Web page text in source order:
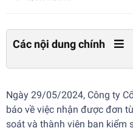
Các nội dung chính
Ngày 29/05/2024, Công ty
báo về việc nhận được đơn
soát và thành viên ban kiểm